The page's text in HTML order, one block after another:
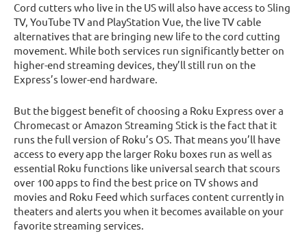
Cord cutters who live in the US will also have access to Sling
TV, YouTube TV and PlayStation Vue, the live TV cable
alternatives that are bringing new life to the cord cutting
movement. While both services run significantly better on
higher-end streaming devices, they’ll still run on the
Express’s lower-end hardware.
But the biggest benefit of choosing a Roku Express over a
Chromecast or Amazon Streaming Stick is the fact that it
runs the full version of Roku’s OS. That means you’ll have
access to every app the larger Roku boxes run as well as
essential Roku functions like universal search that scours
over 100 apps to find the best price on TV shows and
movies and Roku Feed which surfaces content currently in
theaters and alerts you when it becomes available on your
favorite streaming services.